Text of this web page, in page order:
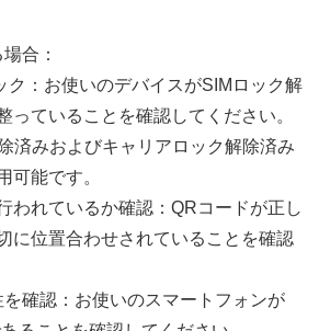
合：
ク：お使いのデバイスがSIMロック解
っていることを確認してください。
済みおよびキャリアロック解除済み
可能です。
われているか確認：QRコードが正し
に位置合わせされていることを確認
を確認：お使いのスマートフォンが